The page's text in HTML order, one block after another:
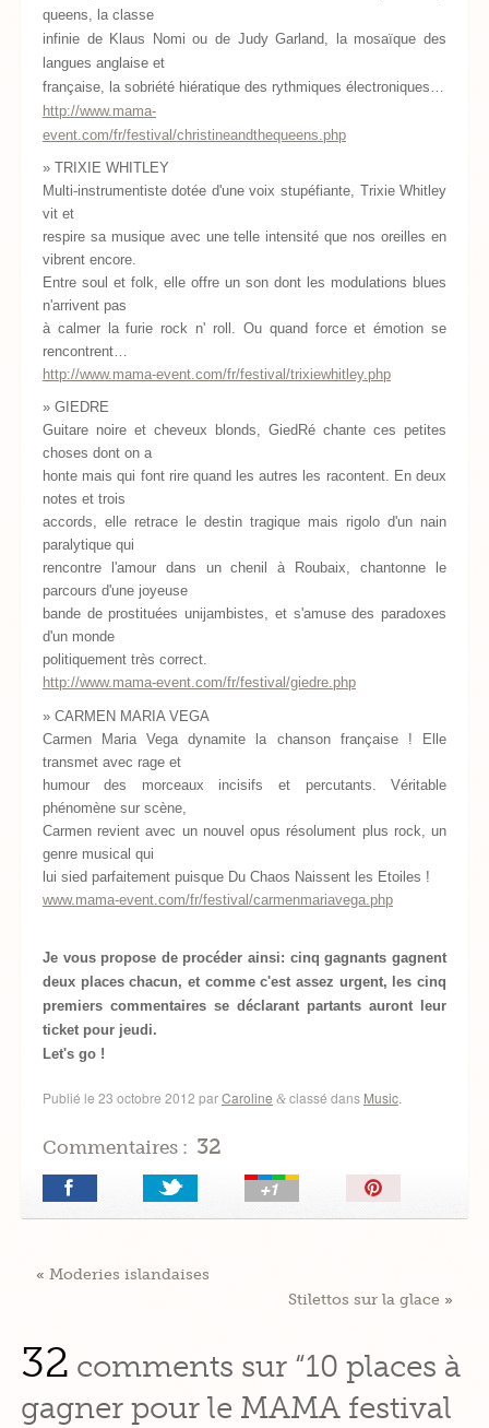
queens, la classe
infinie de Klaus Nomi ou de Judy Garland, la mosaïque des
langues anglaise et
française, la sobriété hiératique des rythmiques électroniques…
http://www.mama-
event.com/fr/festival/christineandthequeens.php
» TRIXIE WHITLEY
Multi-instrumentiste dotée d'une voix stupéfiante, Trixie Whitley
vit et
respire sa musique avec une telle intensité que nos oreilles en
vibrent encore.
Entre soul et folk, elle offre un son dont les modulations blues
n'arrivent pas
à calmer la furie rock n' roll. Ou quand force et émotion se
rencontrent…
http://www.mama-event.com/fr/festival/trixiewhitley.php
» GIEDRE
Guitare noire et cheveux blonds, GiedRé chante ces petites
choses dont on a
honte mais qui font rire quand les autres les racontent. En deux
notes et trois
accords, elle retrace le destin tragique mais rigolo d'un nain
paralytique qui
rencontre l'amour dans un chenil à Roubaix, chantonne le
parcours d'une joyeuse
bande de prostituées unijambistes, et s'amuse des paradoxes
d'un monde
politiquement très correct.
http://www.mama-event.com/fr/festival/giedre.php
» CARMEN MARIA VEGA
Carmen Maria Vega dynamite la chanson française ! Elle
transmet avec rage et
humour des morceaux incisifs et percutants. Véritable
phénomène sur scène,
Carmen revient avec un nouvel opus résolument plus rock, un
genre musical qui
lui sied parfaitement puisque Du Chaos Naissent les Etoiles !
www.mama-event.com/fr/festival/carmenmariavega.php
Je vous propose de procéder ainsi: cinq gagnants gagnent
deux places chacun, et comme c'est assez urgent, les cinq
premiers commentaires se déclarant partants auront leur
ticket pour jeudi.
Let's go !
Publié le 23 octobre 2012 parCaroline &classé dans Music.
Commentaires : 32
Épingler!
«Moderies islandaises
Stilettos sur la glace »
32 comments sur “10 places à
gagner pour le MAMA festival